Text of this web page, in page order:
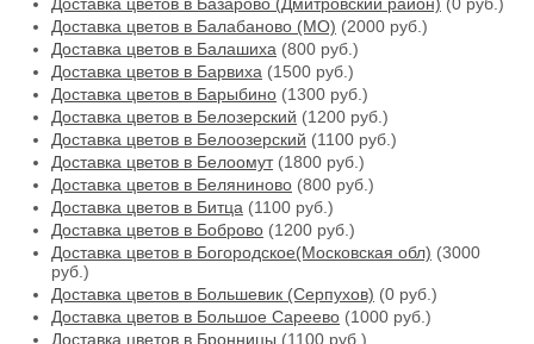
Доставка цветов в Балабаново (МО) (2000 руб.)
Доставка цветов в Балашиха (800 руб.)
Доставка цветов в Барвиха (1500 руб.)
Доставка цветов в Барыбино (1300 руб.)
Доставка цветов в Белозерский (1200 руб.)
Доставка цветов в Белоозерский (1100 руб.)
Доставка цветов в Белоомут(1800 руб.)
Доставка цветов в Беляниново (800 руб.)
Доставка цветов в Битца (1100 руб.)
Доставка цветов в Боброво (1200 руб.)
Доставка цветов в Богородское(Московская обл) (3000
руб.)
Доставка цветов в Большевик (Серпухов) (0 руб.)
Доставка цветов в Большое Сареево (1000 руб.)
Доставка цветов в Бронницы (1100 руб.)